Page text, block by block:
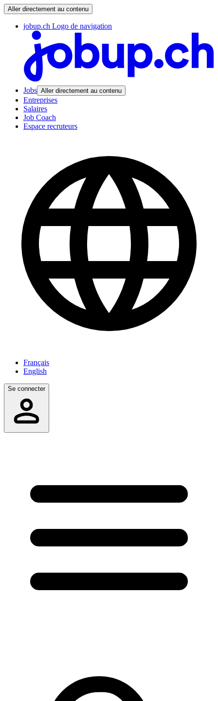
Aller directement au contenu
jobup.ch Logo de navigation
Jobs Aller directement au contenu
Entreprises
Salaires
Job Coach
Espace recruteurs
Français
English
Se connecter